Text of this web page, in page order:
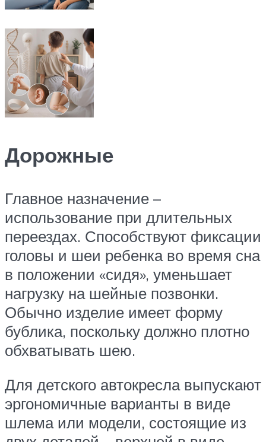
Дорожные
Главное назначение –
использование при длительных
переездах. Способствуют фиксации
головы и шеи ребенка во время сна
в положении «сидя», уменьшает
нагрузку на шейные позвонки.
Обычно изделие имеет форму
бублика, поскольку должно плотно
обхватывать шею.
Для детского автокресла выпускают
эргономичные варианты в виде
шлема или модели, состоящие из